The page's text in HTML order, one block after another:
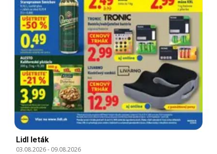
Lidl leták
03.08.2026- 09.08.2026